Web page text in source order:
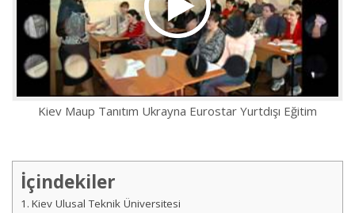
Kiev Maup Tanıtım Ukrayna Eurostar Yurtdışı Eğitim
İçindekiler
Kiev Ulusal Teknik Üniversitesi